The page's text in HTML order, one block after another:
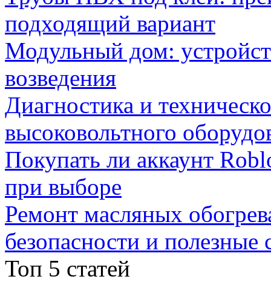
подходящий вариант
Модульный дом:
возведения
Диагностика и
высоковольтного
Покупать ли аккаунт
при выборе
Ремонт масляных
безопасности и полезные
Топ 5 статей